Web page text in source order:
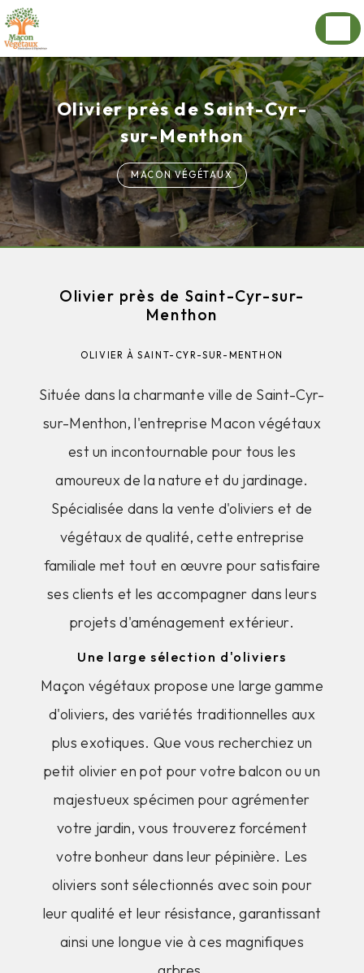
Olivier près de Saint-Cyr-
sur-Menthon
MACON VÉGÉTAUX
Olivier près de Saint-Cyr-sur-
Menthon
OLIVIER À SAINT-CYR-SUR-MENTHON
Située dans la charmante ville de Saint-Cyr-
sur-Menthon, l'entreprise Macon végétaux
est un incontournable pour tous les
amoureux de la nature et du jardinage.
Spécialisée dans la vente d'oliviers et de
végétaux de qualité, cette entreprise
familiale met tout en œuvre pour satisfaire
ses clients et les accompagner dans leurs
projets d'aménagement extérieur.
Une large sélection d'oliviers
Maçon végétaux propose une large gamme
d'oliviers, des variétés traditionnelles aux
plus exotiques. Que vous recherchiez un
petit olivier en pot pour votre balcon ou un
majestueux spécimen pour agrémenter
votre jardin, vous trouverez forcément
votre bonheur dans leur pépinière. Les
oliviers sont sélectionnés avec soin pour
leur qualité et leur résistance, garantissant
ainsi une longue vie à ces magnifiques
Panneau de gestion des cookies